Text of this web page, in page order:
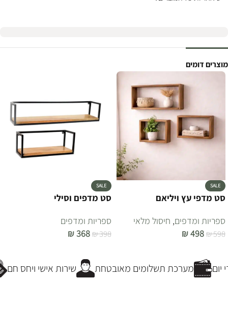
מוצרים דומים
SALE
סט מדפי עץ ויליאם
ספריות ומדפים, חיסול מלאי
₪598
₪498
SALE
סט מדפים וסילי
ספריות ומדפים
₪398
₪368
שירות אישי ויחס חם מערכת תשלומים מאובטחת